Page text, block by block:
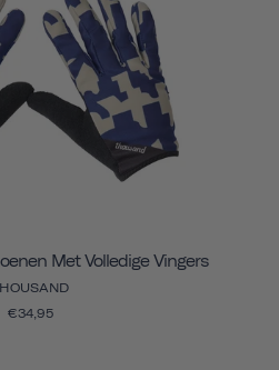
Met Volledige Vingers
€34,95